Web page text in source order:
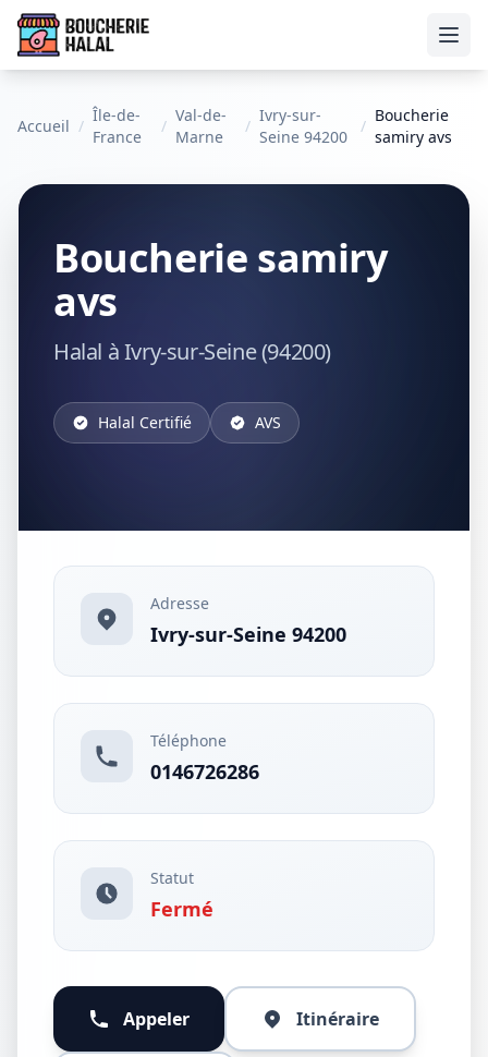
Accueil /
Île-de-
France
/
Val-de-
Marne
/
Ivry-sur-
Seine 94200
/
Boucherie
samiry avs
Boucherie samiry
avs
Halal à Ivry-sur-Seine (94200)
Halal Certifié AVS
Adresse
Ivry-sur-Seine 94200
Téléphone
0146726286
Statut
Fermé
Appeler Itinéraire